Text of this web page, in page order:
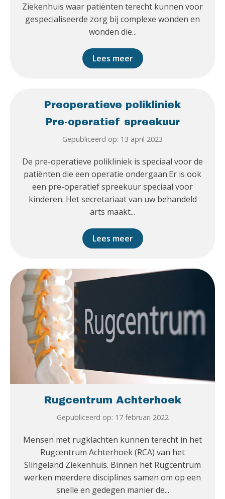
Ziekenhuis waar patiënten terecht kunnen voor
gespecialiseerde zorg bij complexe wonden en
wonden die...
Lees meer
Preoperatieve polikliniek
Pre-operatief spreekuur
Gepubliceerd op: 13 april 2023
De pre-operatieve polikliniek is speciaal voor de
patiënten die een operatie ondergaan.Er is ook
een pre-operatief spreekuur speciaal voor
kinderen. Het secretariaat van uw behandeld
arts maakt...
Lees meer
Rugcentrum Achterhoek
Gepubliceerd op: 17 februari 2022
Mensen met rugklachten kunnen terecht in het
Rugcentrum Achterhoek (RCA) van het
Slingeland Ziekenhuis. Binnen het Rugcentrum
werken meerdere disciplines samen om op een
snelle en gedegen manier de...